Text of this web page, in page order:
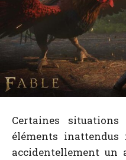
Certaines
éléments
accidentellement un